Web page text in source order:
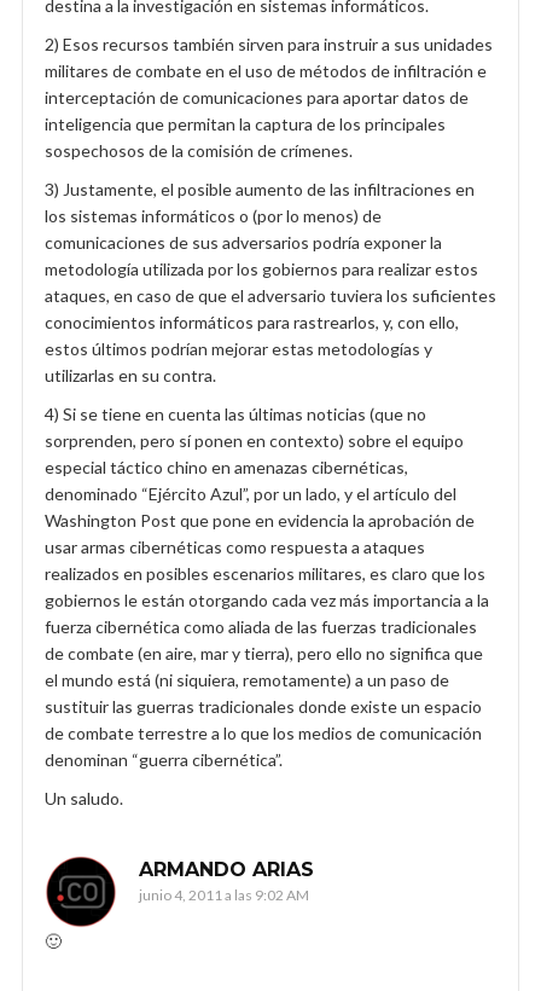
destina a la investigación en sistemas informáticos.
2) Esos recursos también sirven para instruir a sus unidades
militares de combate en el uso de métodos de infiltración e
interceptación de comunicaciones para aportar datos de
inteligencia que permitan la captura de los principales
sospechosos de la comisión de crímenes.
3) Justamente, el posible aumento de las infiltraciones en
los sistemas informáticos o (por lo menos) de
comunicaciones de sus adversarios podría exponer la
metodología utilizada por los gobiernos para realizar estos
ataques, en caso de que el adversario tuviera los suficientes
conocimientos informáticos para rastrearlos, y, con ello,
estos últimos podrían mejorar estas metodologías y
utilizarlas en su contra.
4) Si se tiene en cuenta las últimas noticias (que no
sorprenden, pero sí ponen en contexto) sobre el equipo
especial táctico chino en amenazas cibernéticas,
denominado “Ejército Azul”, por un lado, y el artículo del
Washington Post que pone en evidencia la aprobación de
usar armas cibernéticas como respuesta a ataques
realizados en posibles escenarios militares, es claro que los
gobiernos le están otorgando cada vez más importancia a la
fuerza cibernética como aliada de las fuerzas tradicionales
de combate (en aire, mar y tierra), pero ello no significa que
el mundo está (ni siquiera, remotamente) a un paso de
sustituir las guerras tradicionales donde existe un espacio
de combate terrestre a lo que los medios de comunicación
denominan “guerra cibernética”.
Un saludo.
ARMANDO ARIAS
junio 4, 2011 a las 9:02 AM
🙂